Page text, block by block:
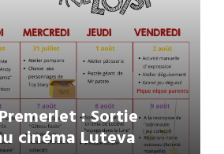
: Sortie
cinéma Luteva